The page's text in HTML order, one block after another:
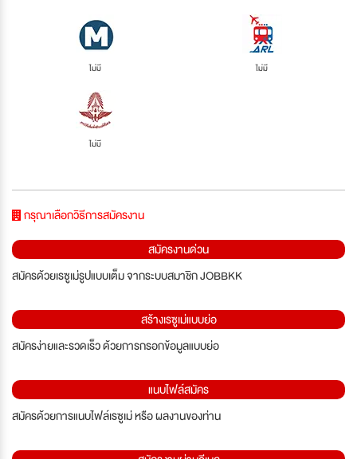
ไม่มี ไม่มี
ไม่มี
กรุณาเลือกวิธีการสมัครงาน
สมัครงานด่วน
สมัครด้วยเรซูเม่รูปแบบเต็ม จากระบบสมาชิก JOBBKK
สร้างเรซูเม่แบบย่อ
สมัครง่ายและรวดเร็ว ด้วยการกรอกข้อมูลแบบย่อ
แนบไฟล์สมัคร
สมัครด้วยการแนบไฟล์เรซูเม่ หรือ ผลงานของท่าน